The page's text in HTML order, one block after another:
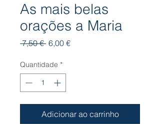
As mais belas
orações a Maria
7,50 € Preço
6,00 €Preço
Quantidade *
Adicionar ao carrinho